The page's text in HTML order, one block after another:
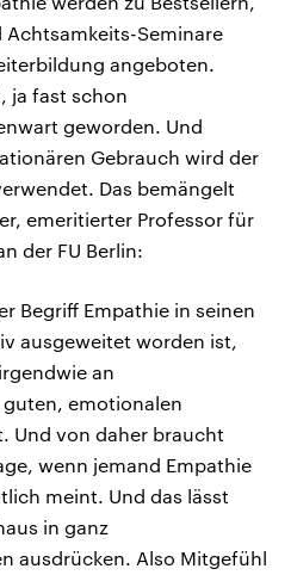
Seminare
angeboten.
ja fast schon
geworden. Und
Gebrauch wird der
Das bemängelt
emeritierter Professor für
der FU Berlin:
Begriff Empathie in seinen
ausgeweitet worden ist,
an
emotionalen
Und von daher braucht
wenn jemand Empathie
meint. Und das lässt
in ganz
ausdrücken. Also Mitgefühl